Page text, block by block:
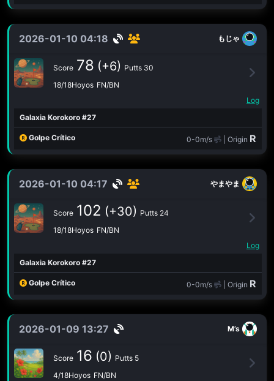
2026-01-10 04:18 もじゃ
Score 78 (+6) Putts 30
18/18Hoyos FN/BN
Log
Galaxia Korokoro #27
Golpe Crítico 0-0m/s | Origin R
2026-01-10 04:17 やまやま
Score 102 (+30) Putts 24
18/18Hoyos FN/BN
Log
Galaxia Korokoro #27
Golpe Crítico 0-0m/s | Origin R
2026-01-09 13:27 M’s
Score 16 (0) Putts 5
4/18Hoyos FN/BN